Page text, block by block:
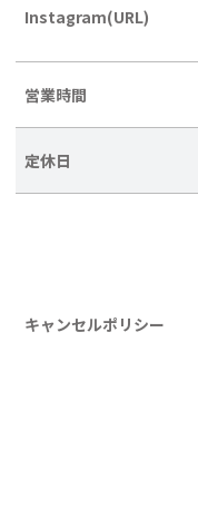
Instagram(URL)
営業時間
定休日
キャンセルポリシー